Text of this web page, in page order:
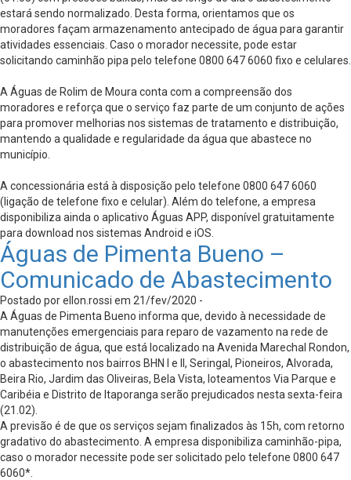
estará sendo normalizado. Desta forma, orientamos que os
moradores façam armazenamento antecipado de água para garantir
atividades essenciais. Caso o morador necessite, pode estar
solicitando caminhão pipa pelo telefone 0800 647 6060 fixo e celulares.
A Águas de Rolim de Moura conta com a compreensão dos
moradores e reforça que o serviço faz parte de um conjunto de ações
para promover melhorias nos sistemas de tratamento e distribuição,
mantendo a qualidade e regularidade da água que abastece no
município.
A concessionária está à disposição pelo telefone 0800 647 6060
(ligação de telefone fixo e celular). Além do telefone, a empresa
disponibiliza ainda o aplicativo Águas APP, disponível gratuitamente
para download nos sistemas Android e iOS.
Águas de Pimenta Bueno –
Comunicado de Abastecimento
Postado por ellon.rossi em 21/fev/2020 -
A Águas de Pimenta Bueno informa que, devido à necessidade de
manutenções emergenciais para reparo de vazamento na rede de
distribuição de água, que está localizado na Avenida Marechal Rondon,
o abastecimento nos bairros BHN I e II, Seringal, Pioneiros, Alvorada,
Beira Rio, Jardim das Oliveiras, Bela Vista, loteamentos Via Parque e
Caribéia e Distrito de Itaporanga serão prejudicados nesta sexta-feira
(21.02).
A previsão é de que os serviços sejam finalizados às 15h, com retorno
gradativo do abastecimento. A empresa disponibiliza caminhão-pipa,
caso o morador necessite pode ser solicitado pelo telefone 0800 647
6060*.